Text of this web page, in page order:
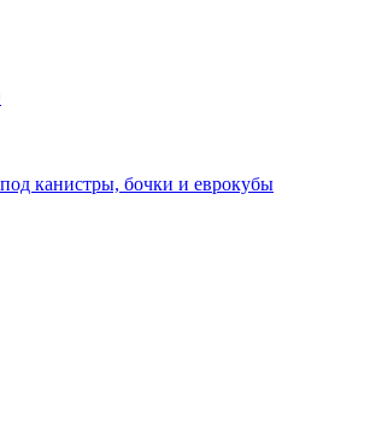
канистры, бочки и еврокубы